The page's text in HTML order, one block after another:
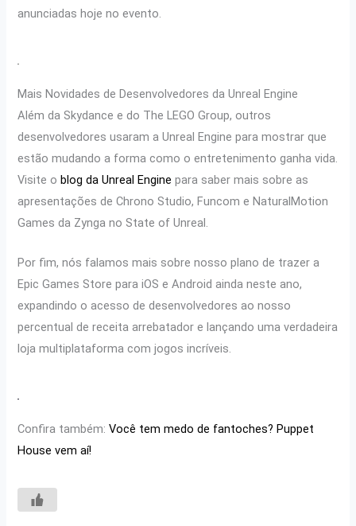
anunciadas hoje no evento.
Mais Novidades de Desenvolvedores da Unreal Engine
Além da Skydance e do The LEGO Group, outros
desenvolvedores usaram a Unreal Engine para mostrar que
estão mudando a forma como o entretenimento ganha vida.
Visite oblog da Unreal Engine para saber mais sobre as
apresentações de Chrono Studio, Funcom e NaturalMotion
Games da Zynga no State of Unreal.
Por fim, nós falamos mais sobre nosso plano de trazer a
Epic Games Store para iOS e Android ainda neste ano,
expandindo o acesso de desenvolvedores ao nosso
percentual de receita arrebatador e lançando uma verdadeira
loja multiplataforma com jogos incríveis.
Confira também:Você tem medo de fantoches? Puppet
House vem aí!